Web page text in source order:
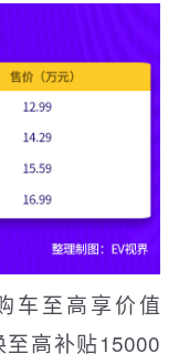
车至高享价值
高补贴15000